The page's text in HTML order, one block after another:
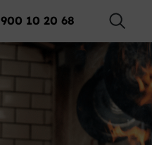
900 10 20 68